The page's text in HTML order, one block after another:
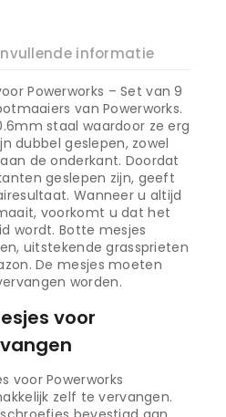
informatie
Powerworks – Set van 9
van Powerworks.
staal waardoor ze erg
dubbel geslepen, zowel
de onderkant. Doordat
geslepen zijn, geeft
Wanneer u altijd
voorkomt u dat het
wordt. Botte mesjes
uitstekende grassprieten
De mesjes moeten
worden.
voor
voor Powerworks
zelf te vervangen.